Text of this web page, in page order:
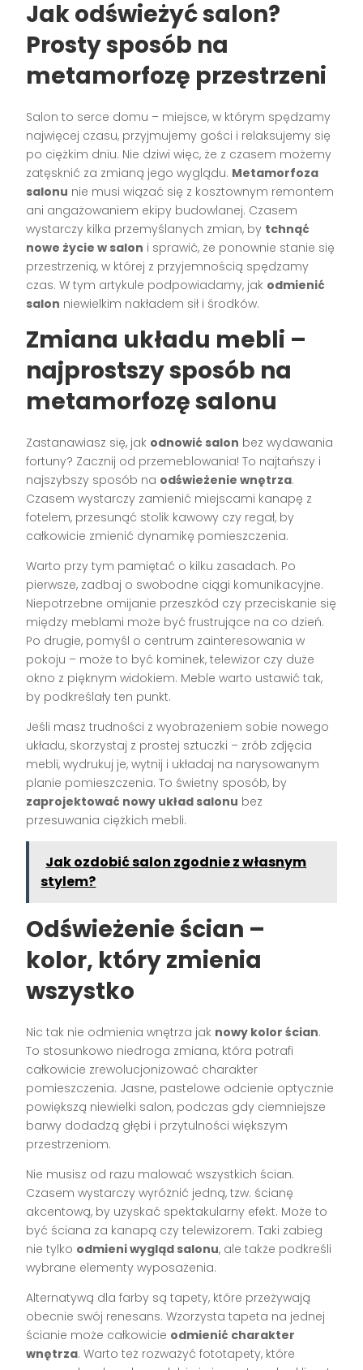
Jak odświeżyć salon?
Prosty sposób na
metamorfozę przestrzeni
Salon to serce domu – miejsce, w którym spędzamy
najwięcej czasu, przyjmujemy gości i relaksujemy się
po ciężkim dniu. Nie dziwi więc, że z czasem możemy
zatęsknić za zmianą jego wyglądu. Metamorfoza
salonu nie musi wiązać się z kosztownym remontem
ani angażowaniem ekipy budowlanej. Czasem
wystarczy kilka przemyślanych zmian, by tchnąć
nowe życie w salon i sprawić, że ponownie stanie się
przestrzenią, w której z przyjemnością spędzamy
czas. W tym artykule podpowiadamy, jak odmienić
salon niewielkim nakładem sił i środków.
Zmiana układu mebli –
najprostszy sposób na
metamorfozę salonu
Zastanawiasz się, jak odnowić salon bez wydawania
fortuny? Zacznij od przemeblowania! To najtańszy i
najszybszy sposób na odświeżenie wnętrza.
Czasem wystarczy zamienić miejscami kanapę z
fotelem, przesunąć stolik kawowy czy regał, by
całkowicie zmienić dynamikę pomieszczenia.
Warto przy tym pamiętać o kilku zasadach. Po
pierwsze, zadbaj o swobodne ciągi komunikacyjne.
Niepotrzebne omijanie przeszkód czy przeciskanie się
między meblami może być frustrujące na co dzień.
Po drugie, pomyśl o centrum zainteresowania w
pokoju – może to być kominek, telewizor czy duże
okno z pięknym widokiem. Meble warto ustawić tak,
by podkreślały ten punkt.
Jeśli masz trudności z wyobrażeniem sobie nowego
układu, skorzystaj z prostej sztuczki – zrób zdjęcia
mebli, wydrukuj je, wytnij i układaj na narysowanym
planie pomieszczenia. To świetny sposób, by
zaprojektować nowy układ salonu bez
przesuwania ciężkich mebli.
Jak ozdobić salon zgodnie z własnym
stylem?
Odświeżenie ścian –
kolor, który zmienia
wszystko
Nic tak nie odmienia wnętrza jak nowy kolor ścian.
To stosunkowo niedroga zmiana, która potrafi
całkowicie zrewolucjonizować charakter
pomieszczenia. Jasne, pastelowe odcienie optycznie
powiększą niewielki salon, podczas gdy ciemniejsze
barwy dodadzą głębi i przytulności większym
przestrzeniom.
Nie musisz od razu malować wszystkich ścian.
Czasem wystarczy wyróżnić jedną, tzw. ścianę
akcentową, by uzyskać spektakularny efekt. Może to
być ściana za kanapą czy telewizorem. Taki zabieg
nie tylko odmieni wygląd salonu, ale także podkreśli
wybrane elementy wyposażenia.
Alternatywą dla farby są tapety, które przeżywają
obecnie swój renesans. Wzorzysta tapeta na jednej
ścianie może całkowicie odmienić charakter
wnętrza. Warto też rozważyć fototapety, które